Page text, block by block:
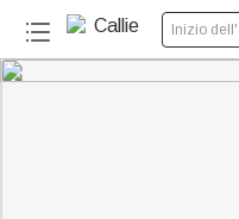
Inizio